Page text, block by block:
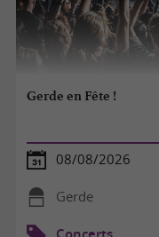
Gerde en Fête !
08/08/2026
Gerde